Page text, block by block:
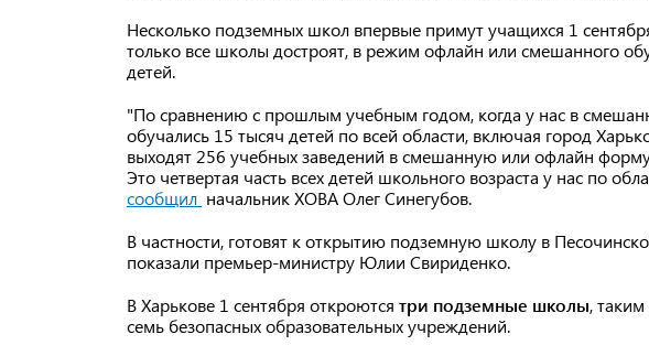
Несколько подземных школ впервые примут учащихся 1
только все школы достроят, в режим офлайн или смешанного
детей.
"По сравнению с прошлым учебным годом, когда у нас в
обучались 15 тысяч детей по всей области, включая город
выходят 256 учебных заведений в смешанную или офлайн
Это четвертая часть всех детей школьного возраста у нас по
сообщил начальник ХОВА Олег Синегубов.
В частности, готовят к открытию подземную школу в
показали премьер-министру Юлии Свириденко.
В Харькове 1 сентября откроются три подземные школы,
семь безопасных образовательных учреждений.